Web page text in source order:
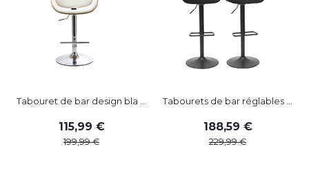
Tabouret de bar design bla ...
115,99
199,99
Tabourets de bar réglables ...
188,59
229,99